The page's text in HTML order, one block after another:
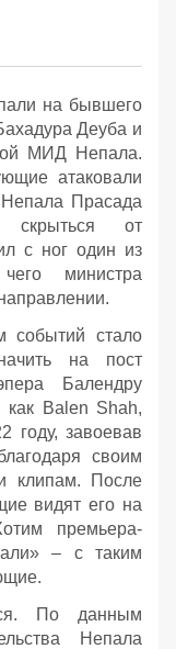
на бывшего
Деуба и
МИД Непала.
атаковали
Прасада
скрыться от
с ног один из
министра
событий стало
на пост
Балендру
Balen Shah,
году, завоевав
своим
клипам. После
видят его на
премьера-
– с таким
По данным
Непала